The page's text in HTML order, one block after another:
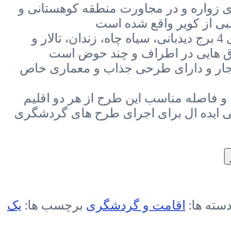
15 کیلومتری زواره و در مجاورت منطقه کوهستانی و
از کویر واقع شده است
– این قلعه دفاعی دارای 4 برج دیدبانی، سیاه چاه، زندان، تالار و
هایی در اطراف و چند حوض است
و دارای طرحی جذاب و معماری خاص
و فاصله مناسب این طرح از هر دو اقلیم
ایده ال برای اجرای طرح های گردشگری
دسته ها: اقامت و گردشگری برچسب ها: یک